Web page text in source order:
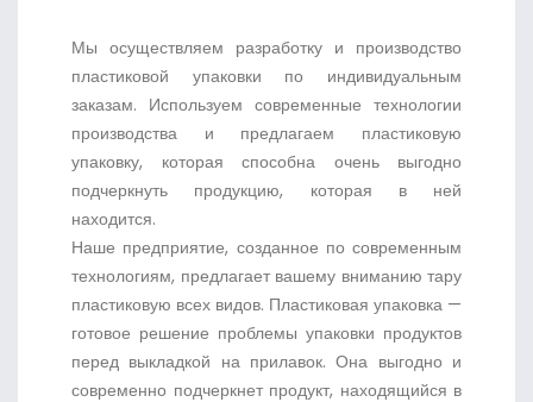
Мы осуществляем разработку и производство
пластиковой упаковки по индивидуальным
заказам. Используем современные технологии
производства и предлагаем пластиковую
упаковку, которая способна очень выгодно
подчеркнуть продукцию, которая в ней
находится.
Наше предприятие, созданное по современным
технологиям, предлагает вашему вниманию тару
пластиковую всех видов. Пластиковая упаковка —
готовое решение проблемы упаковки продуктов
перед выкладкой на прилавок. Она выгодно и
современно подчеркнет продукт, находящийся в